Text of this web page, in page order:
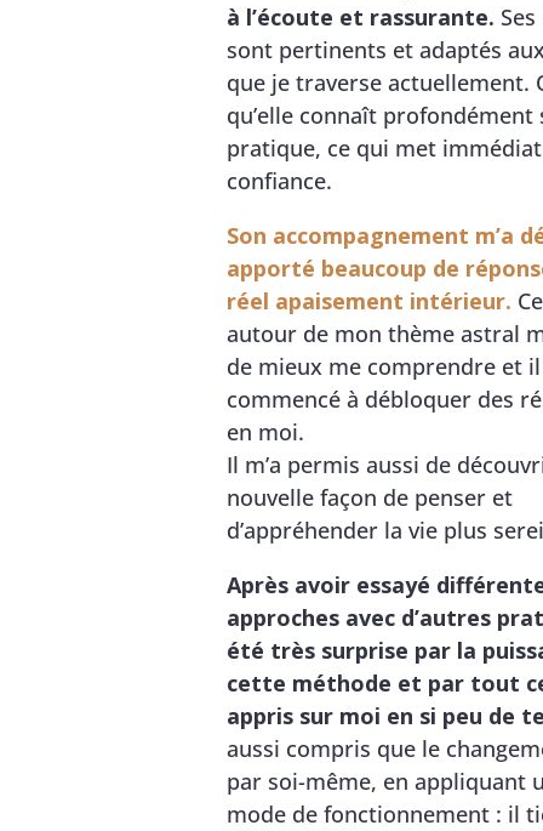
à l’écoute et rassurante.
sont pertinents et adaptés
que je traverse actuellement.
qu’elle connaît profondément
pratique, ce qui met
confiance.
Son accompagnement m’a
apporté beaucoup de
réel apaisement intérieur.
autour de mon thème astral
de mieux me comprendre et
commencé à débloquer des
en moi.
Il m’a permis aussi de
nouvelle façon de penser et
d’appréhender la vie plus
Après avoir essayé
approches avec d’autres
été très surprise par la
cette méthode et par tout
appris sur moi en si peu de
aussi compris que le
par soi-même, en appliquant
mode de fonctionnement : il